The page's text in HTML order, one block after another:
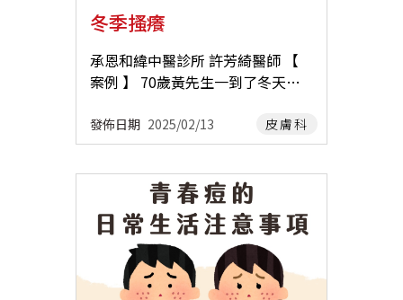
連膏、紫雲膏、紫黃膏、青黛膏、
以及中藥製成的乳霜…等，每一種
外用藥的使用時機皆不同，建議要
經由專業中醫師診察後再使用比較
醫師 承恩總院 李彥禛 醫師 承恩總
院 吳孟穎 醫師 承恩大橋 林芳華 醫
膏、口服抗組胺藥、免疫調節藥
物製劑。 ▪︎ 然而，這些都只是症狀
緩解，而非根治。有時候症狀反覆
皮膚炎和汗皰疹症狀加劇，原本酷
熱的夏天變得更加難熬，讓人心力
交瘁。這時候，不妨嘗試中醫來找
出體質的根本問題，進行更深層的
調理。 【 中醫診斷與治療 】 在中
醫來看，上述的七種「濕疹」是表
現不同，根源可能類似。與 濕、
熱、風、燥、氣血虛弱 等因素有
膚、舒緩症狀。 針 灸 幫助調理
體質，改善濕氣重的狀況。 【 平常
要注意什麼？ 】 想要減少汗皰疹的
發作，平常就要多注意這些： 保持
手腳乾爽，不要長時間戴手套、穿
不透氣的襪子 少碰清潔劑，洗完手
手霜 飲食清淡，少吃烤炸辣、甜
免壓力大 汗皰疹雖然不嚴重，但癢
起來很煩、常常反覆發作。 中醫可
以幫助你從體質改善，減少濕氣、
降低復發機會，讓你過得更舒服 推
哺育期間吃太多上述種類食品，則
可能促成胎兒及嬰幼兒的濕熱體
質。 用餐時間不規律、偏食會讓脾
胃運化功能變差，體內濕氣長期難
勞、壓力、情緒起伏也是潛在的加
重因子。 【 中醫治療方式 】 中藥
開立不同功效的口服藥物 ▴ 清熱解
毒 ：皮膚遍佈鮮紅色斑疹，水泡破
裂組織液滲出多，傷口糜爛者。 ▴
健脾化濕 ：皮膚斑疹顏色淡紅，滲
液收斂較慢，傷口久未癒合者。 ▴
養血潤燥 ：皮膚斑疹暗紅，伴隨色
皮膚科
冬季搔癢
承恩和緯中醫診所 許芳綺醫師 【
案例 】 70歲黃先生一到了冬天便
皮膚起紅疹、破皮，故至承恩和緯
中醫診所主治醫師許芳綺門診求
醫。 許醫師診察後發現黃先生的皮
膚偏乾、粗糙、脫屑，經四診合參
診斷為血虛風燥，因此開立了滋陰
潤燥、止癢的科學中藥與外用紫雲
膏，並囑咐黃先生別再泡熱水澡，
加強皮膚保溼，以輕拍方式代替指
發佈日期 2025/02/13